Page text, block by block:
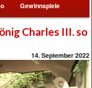
Gewinnspiele
Charles III. so
14. September 2022